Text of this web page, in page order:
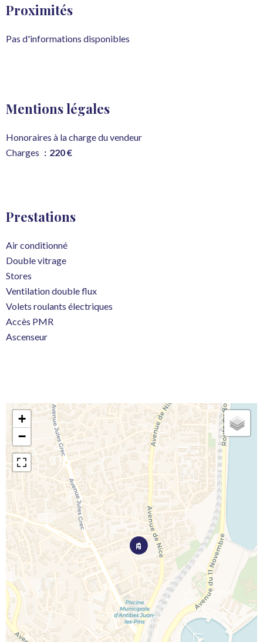
Proximités
Pas d'informations disponibles
Mentions légales
Honoraires à la charge du vendeur
Charges
220 €
Prestations
Air conditionné
Double vitrage
Stores
Ventilation double flux
Volets roulants électriques
Accès PMR
Ascenseur
+
−